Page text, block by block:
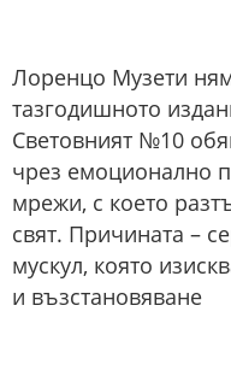
Лоренцо Музети
тазгодишното
Световният №10
чрез емоционално
мрежи, с което
свят. Причината –
мускул, която
и възстановяване